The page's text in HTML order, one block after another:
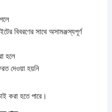
বিবরণের সাথে অসামঞ্জস্যপূর্ণ
হলে
দেওয়া হয়নি
করা হতে পারে।